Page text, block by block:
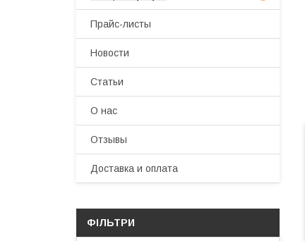
Прайс-листы
Новости
Статьи
О нас
Отзывы
Доставка и оплата
ФІЛЬТРИ